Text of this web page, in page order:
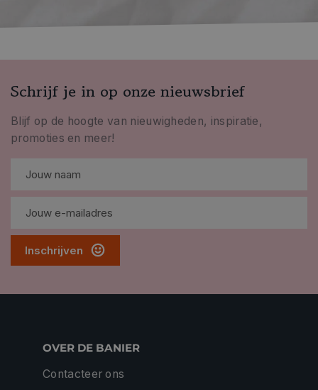
Schrijf je in op onze nieuwsbrief
Blijf op de hoogte van nieuwigheden, inspiratie,
promoties en meer!
Inschrijven
OVER DE BANIER
Contacteer ons